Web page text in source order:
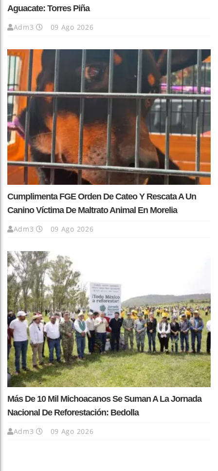
Aguacate: Torres Piña
Adm3 09 Ago 2026
Cumplimenta FGE Orden De Cateo Y Rescata A Un
Canino Víctima De Maltrato Animal En Morelia
Adm3 09 Ago 2026
Más De 10 Mil Michoacanos Se Suman A La Jornada
Nacional De Reforestación: Bedolla
Adm3 09 Ago 2026